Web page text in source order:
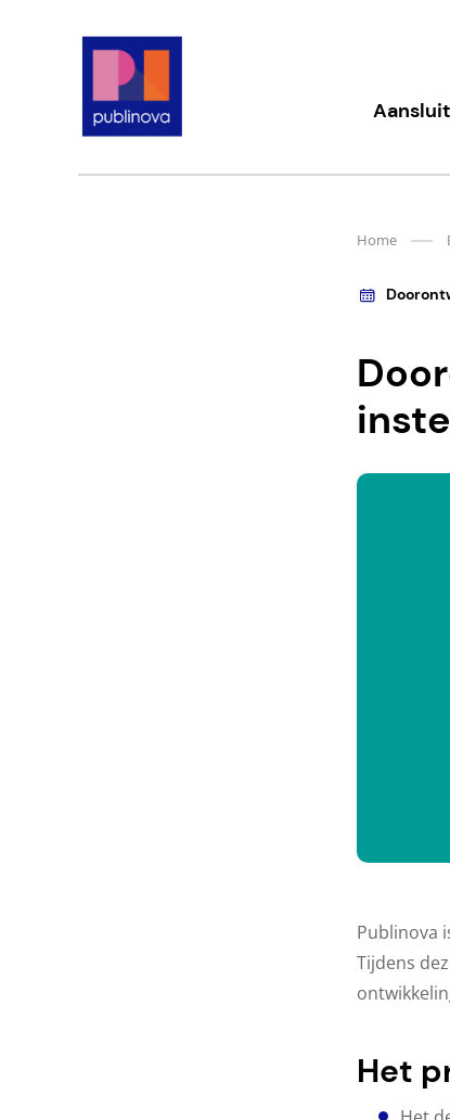
Publinova.nl
Home
Publinova
Tijdens
Het